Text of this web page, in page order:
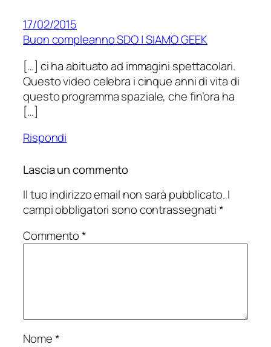
17/02/2015
Buon compleanno SDO | SIAMO GEEK
[…] ci ha abituato ad immagini spettacolari.
Questo video celebra i cinque anni di vita di
questo programma spaziale, che fin’ora ha
[…]
Rispondi
Lascia un commento
Il tuo indirizzo email non sarà pubblicato. I
campi obbligatori sono contrassegnati*
Commento*
Nome*